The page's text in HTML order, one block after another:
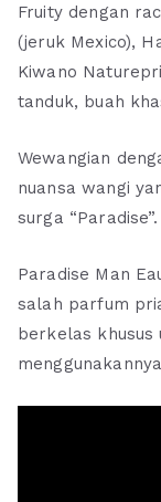
Fruity dengan
(jeruk Mexico),
Kiwano
tanduk, buah
Wewangian
nuansa wangi
surga “Paradise”.
Paradise Man
salah parfum
berkelas khusus